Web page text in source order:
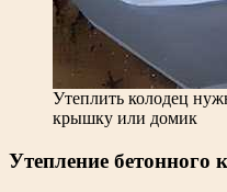
Утеплить колодец
крышку или домик
Утепление бетонного